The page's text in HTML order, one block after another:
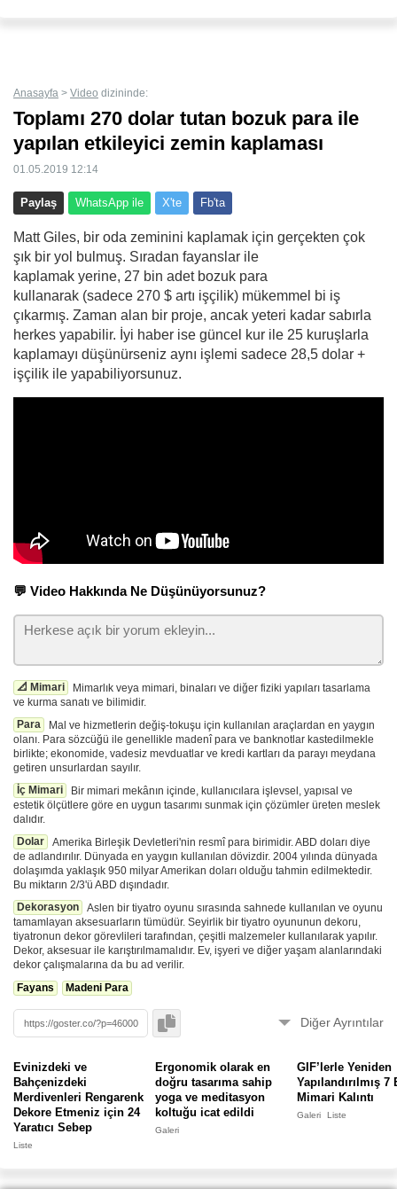
Anasayfa > Video dizininde:
Toplamı 270 dolar tutan bozuk para ile
yapılan etkileyici zemin kaplaması
01.05.2019 12:14
Paylaş WhatsApp ile X'te Fb'ta
Matt Giles, bir oda zeminini kaplamak için gerçekten çok
şık bir yol bulmuş. Sıradan fayanslar ile
kaplamak yerine, 27 bin adet bozuk para
kullanarak (sadece 270 $ artı işçilik) mükemmel bi iş
çıkarmış. Zaman alan bir proje, ancak yeteri kadar sabırla
herkes yapabilir. İyi haber ise güncel kur ile 25 kuruşlarla
kaplamayı düşünürseniz aynı işlemi sadece 28,5 dolar +
işçilik ile yapabiliyorsunuz.
💬 Video Hakkında Ne Düşünüyorsunuz?
📐 Mimari
Mimarlık veya mimari, binaları ve diğer fiziki yapıları tasarlama
ve kurma sanatı ve bilimidir.
Para
Mal ve hizmetlerin değiş-tokuşu için kullanılan araçlardan en yaygın
olanı. Para sözcüğü ile genellikle madenî para ve banknotlar kastedilmekle
birlikte; ekonomide, vadesiz mevduatlar ve kredi kartları da parayı meydana
getiren unsurlardan sayılır.
İç Mimari
Bir mimari mekânın içinde, kullanıcılara işlevsel, yapısal ve
estetik ölçütlere göre en uygun tasarımı sunmak için çözümler üreten meslek
dalıdır.
Dolar
Amerika Birleşik Devletleri'nin resmî para birimidir. ABD doları diye
de adlandırılır. Dünyada en yaygın kullanılan dövizdir. 2004 yılında dünyada
dolaşımda yaklaşık 950 milyar Amerikan doları olduğu tahmin edilmektedir.
Bu miktarın 2/3'ü ABD dışındadır.
Dekorasyon
Aslen bir tiyatro oyunu sırasında sahnede kullanılan ve oyunu
tamamlayan aksesuarların tümüdür. Seyirlik bir tiyatro oyununun dekoru,
tiyatronun dekor görevlileri tarafından, çeşitli malzemeler kullanılarak yapılır.
Dekor, aksesuar ile karıştırılmamalıdır. Ev, işyeri ve diğer yaşam alanlarındaki
dekor çalışmalarına da bu ad verilir.
Fayans
Madeni Para
Diğer Ayrıntılar
Görüntüleyemiyorsanız bildirin
🚀Bu formile oturum açmadan eklendi.
Bu Gönderiyi Raporla
Göster'de bunun gibi binlerce içerik bulunmaktadır. Yenilerini kaçırmamak için
Evinizdeki ve
Bahçenizdeki
Merdivenleri Rengarenk
Dekore Etmeniz için 24
Yaratıcı Sebep
Liste
Ergonomik olarak en
doğru tasarıma sahip
yoga ve meditasyon
koltuğu icat edildi
Galeri
GIF’lerle Yeniden
Yapılandırılmış 7
Mimari Kalıntı
Galeri Liste